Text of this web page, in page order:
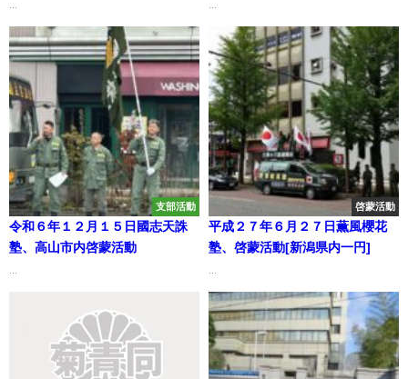
支部活動
令和６年１２月１５日國志天誅
塾、高山市内啓蒙活動
啓蒙活動
平成２７年６月２７日薫風櫻花
塾、啓蒙活動[新潟県内一円]